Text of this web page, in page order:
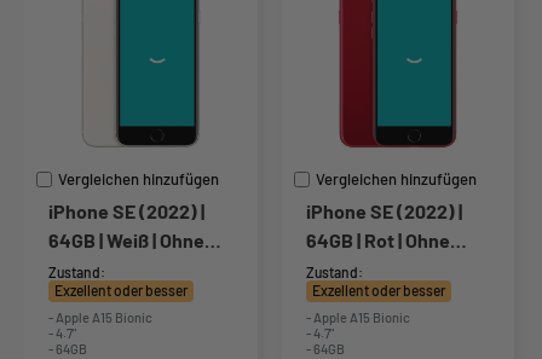
Vergleichen hinzufügen
iPhone SE (2022) |
64GB | Weiß | Ohne
SIM-Lock
Zustand:
Exzellent oder besser
- Apple A15 Bionic
- 4.7"
- 64GB
Vergleichen hinzufügen
iPhone SE (2022) |
64GB | Rot | Ohne
SIM-Lock
Zustand:
Exzellent oder besser
- Apple A15 Bionic
- 4.7"
- 64GB